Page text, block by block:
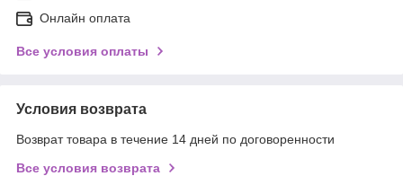
Онлайн оплата
Все условия оплаты
Условия возврата
Возврат товара в течение 14 дней по договоренности
Все условия возврата